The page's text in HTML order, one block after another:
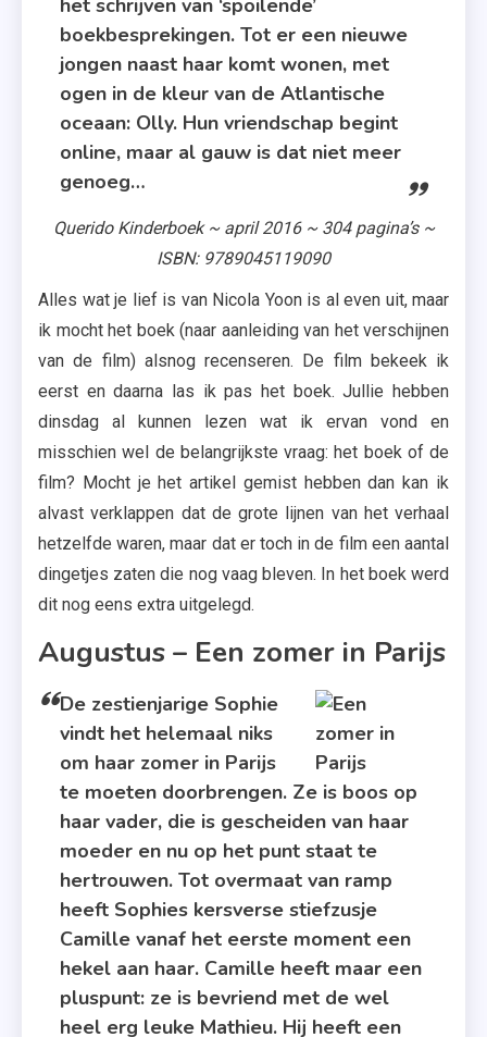
het schrijven van ‘spoilende’
boekbesprekingen. Tot er een nieuwe
jongen naast haar komt wonen, met
ogen in de kleur van de Atlantische
oceaan: Olly. Hun vriendschap begint
online, maar al gauw is dat niet meer
genoeg…
Querido Kinderboek ~ april 2016 ~ 304 pagina’s ~
ISBN: 9789045119090
Alles wat je lief is van Nicola Yoon is al even uit, maar
ik mocht het boek (naar aanleiding van het verschijnen
van de film) alsnog recenseren. De film bekeek ik
eerst en daarna las ik pas het boek. Jullie hebben
dinsdag al kunnen lezen wat ik ervan vond en
misschien wel de belangrijkste vraag: het boek of de
film? Mocht je het artikel gemist hebben dan kan ik
alvast verklappen dat de grote lijnen van het verhaal
hetzelfde waren, maar dat er toch in de film een aantal
dingetjes zaten die nog vaag bleven. In het boek werd
dit nog eens extra uitgelegd.
Augustus – Een zomer in Parijs
De zestienjarige Sophie
vindt het helemaal niks
om haar zomer in Parijs
te moeten doorbrengen. Ze is boos op
haar vader, die is gescheiden van haar
moeder en nu op het punt staat te
hertrouwen. Tot overmaat van ramp
heeft Sophies kersverse stiefzusje
Camille vanaf het eerste moment een
hekel aan haar. Camille heeft maar een
pluspunt: ze is bevriend met de wel
heel erg leuke Mathieu. Hij heeft een